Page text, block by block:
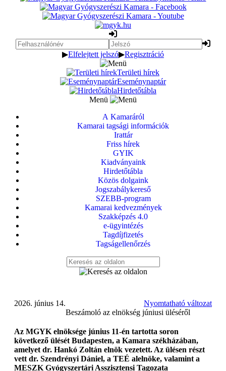
▶Elfelejtett jelszó▶Regisztráció
Területi hírek
Eseménynaptár
Hirdetőtábla
Menü
A Kamaráról
Kamarai tagsági információk
Irattár
Friss hírek
GYIK
Kiadványaink
Hirdetőtábla
Közös dolgaink
Jogszabálykereső
SZEBB-program
Kamarai kedvezmények
Szakképzés 4.0
e-ügyintézés
Tagdíjfizetés
Tagságellenőrzés
Nyomtatható változat
2026. június 14.
Beszámoló az elnökség júniusi üléséről
Az MGYK elnöksége június 11-én tartotta soron
következő ülését Budapesten, a Kamara székházában,
amelyet dr. Hankó Zoltán elnök vezetett. Az ülésen részt
vett dr. Szendrényi Dániel, a TEÉ alelnöke, valamint a
MESZK Gyógyszertári Asszisztensi Tagozata